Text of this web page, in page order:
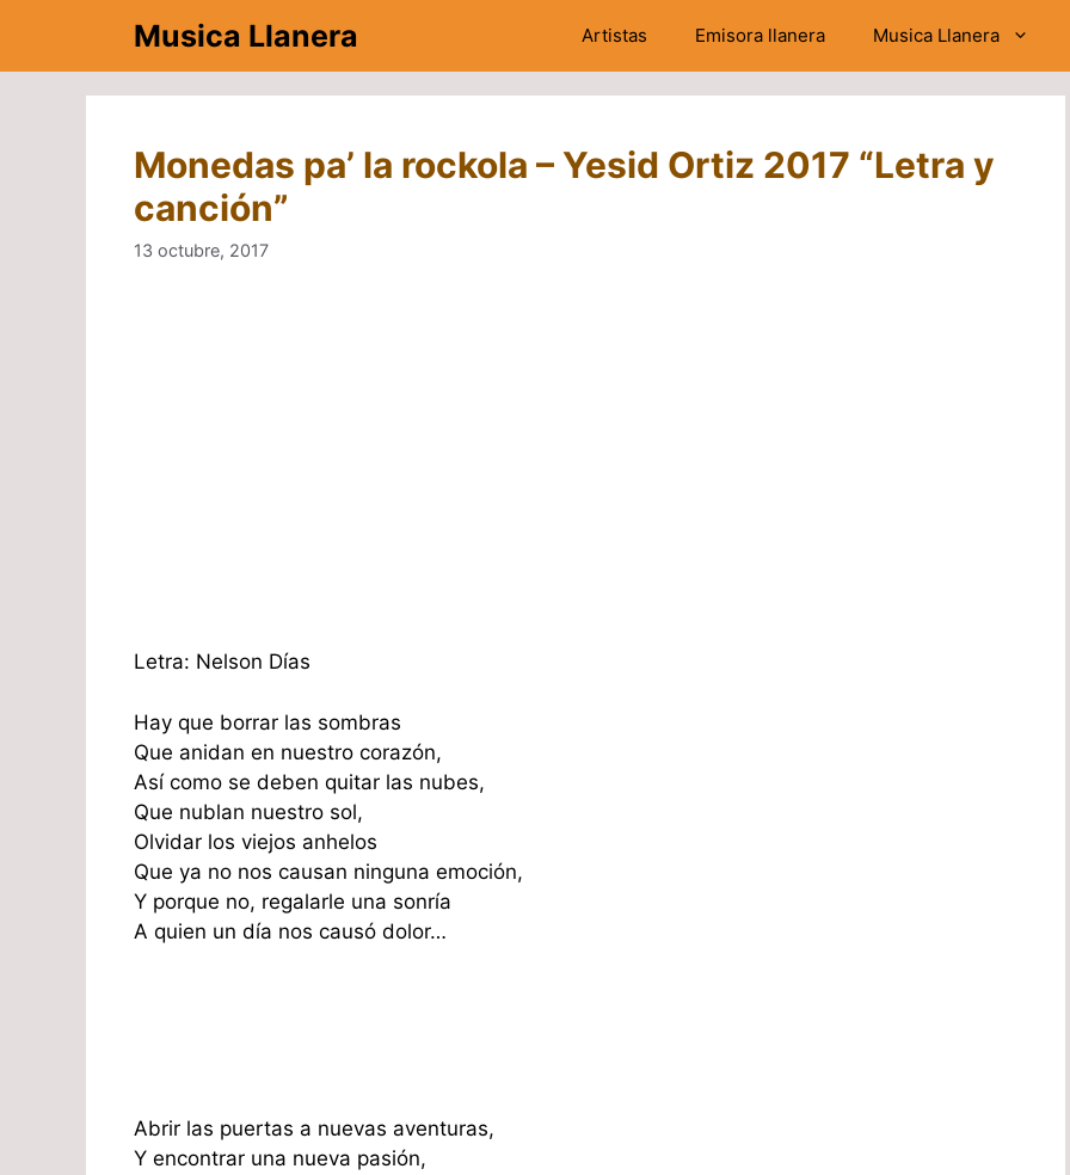
contenido
Musica Llanera Artistas Emisora llanera Musica Llanera
Monedas pa’ la rockola – Yesid Ortiz 2017 “Letra y
canción”
13 octubre, 2017
Letra: Nelson Días
Hay que borrar las sombras
Que anidan en nuestro corazón,
Así como se deben quitar las nubes,
Que nublan nuestro sol,
Olvidar los viejos anhelos
Que ya no nos causan ninguna emoción,
Y porque no, regalarle una sonría
A quien un día nos causó dolor…
Abrir las puertas a nuevas aventuras,
Y encontrar una nueva pasión,